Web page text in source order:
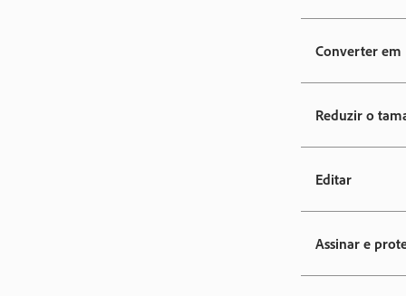
Converter em
Reduzir o
Editar
Assinar e